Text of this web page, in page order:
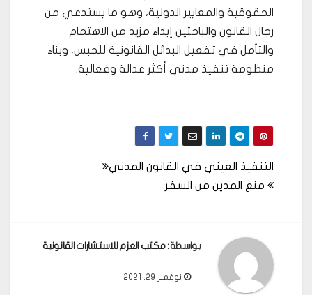
الحقوقية والمعايير الدولية، وهو ما يستدعي من
رجال القانون والباحثين إبداء مزيد من الاهتمام
والتأمل في تفعيل البدائل القانونية للحبس، وبناء
منظومة تنفيذ مدني أكثر عدالة وفعالية.
تصفّح
المقالات
التنفيذ العيني في القانون المدني
منع المدين من السفر
بواسطة :مكتب العزم للاستشارات القانونية
نوفمبر 29, 2021